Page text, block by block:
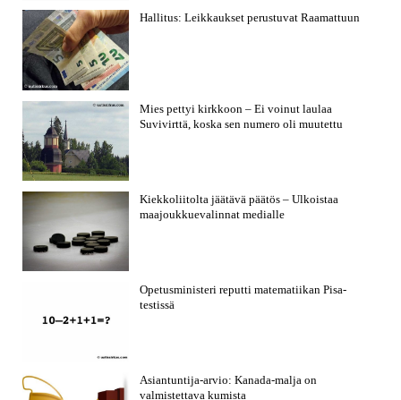
Hallitus: Leikkaukset perustuvat Raamattuun
Mies pettyi kirkkoon – Ei voinut laulaa
Suvivirttä, koska sen numero oli muutettu
Kiekkoliitolta jäätävä päätös – Ulkoistaa
maajoukkuevalinnat medialle
Opetusministeri reputti matematiikan Pisa-
testissä
Asiantuntija-arvio: Kanada-malja on
valmistettava kumista